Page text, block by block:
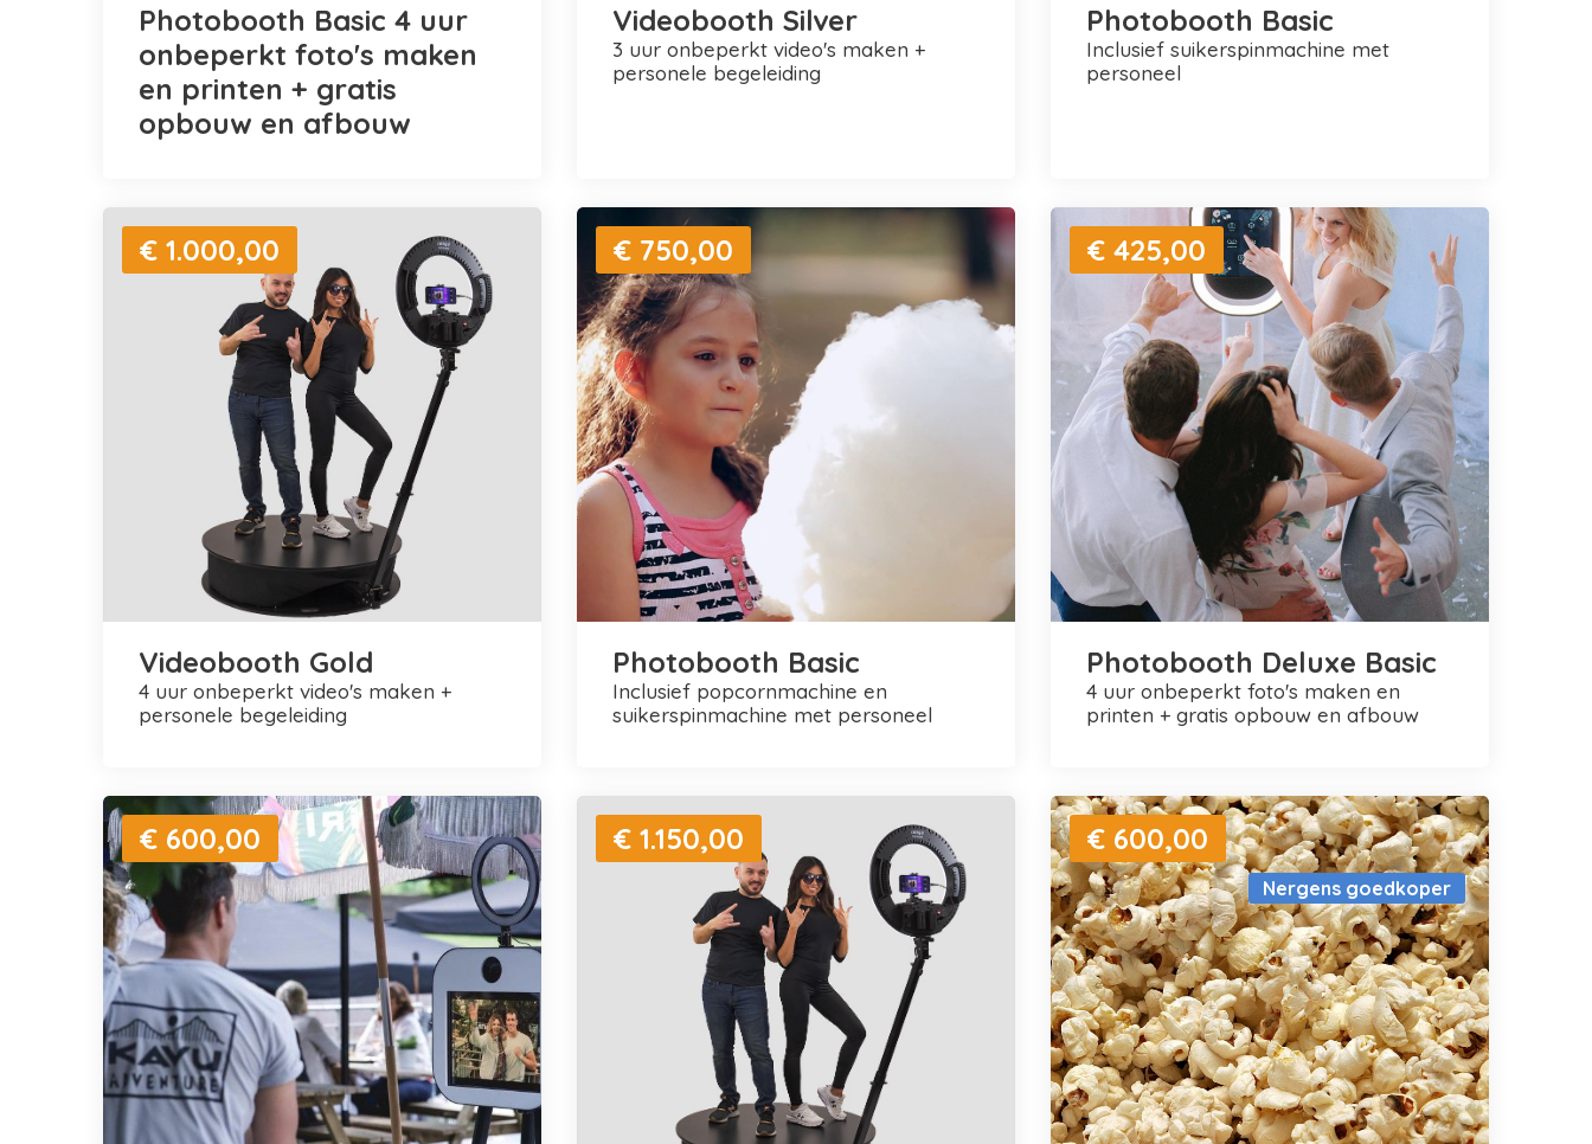
Photobooth Basic 4 uur
onbeperkt foto's maken
en printen + gratis
opbouw en afbouw
Videobooth Silver
3 uur onbeperkt video's maken +
personele begeleiding
Photobooth Basic
inclusief suikerspinmachine met
personeel
€ 1.000,00
Videobooth Gold
4 uur onbeperkt video's maken +
personele begeleiding
€ 750,00
Photobooth Basic
inclusief popcornmachine en
suikerspinmachine met personeel
€ 425,00
Photobooth Deluxe Basic
4 uur onbeperkt foto's maken en
printen + gratis opbouw en afbouw
€ 600,00 € 1.150,00
Nergens goedkoper
€ 600,00